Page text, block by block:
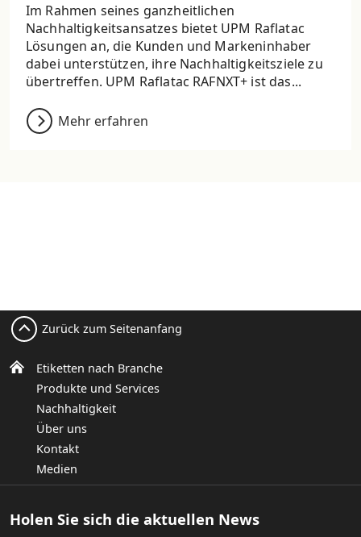
Im Rahmen seines ganzheitlichen
Nachhaltigkeitsansatzes bietet UPM Raflatac
Lösungen an, die Kunden und Markeninhaber
dabei unterstützen, ihre Nachhaltigkeitsziele zu
übertreffen. UPM Raflatac RAFNXT+ ist das...
Mehr erfahren
Etiketten nach Branche
Produkte und Services
Nachhaltigkeit
Über uns
Kontakt
Medien
Zurück zum Seitenanfang
Holen Sie sich die aktuellen News